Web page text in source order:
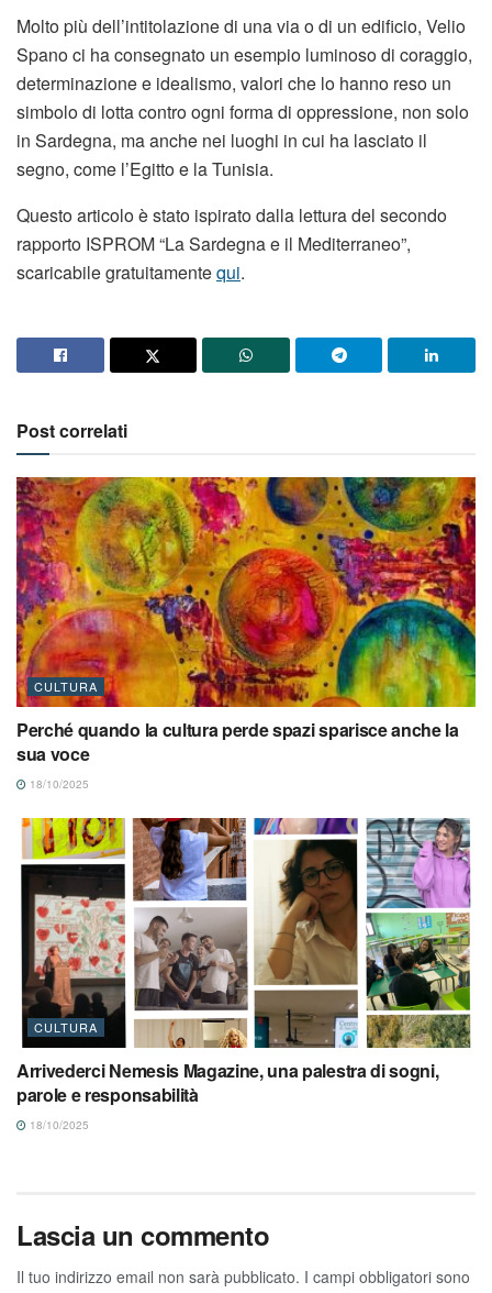
Molto più dell’intitolazione di una via o di un edificio, Velio
Spano ci ha consegnato un esempio luminoso di coraggio,
determinazione e idealismo, valori che lo hanno reso un
simbolo di lotta contro ogni forma di oppressione, non solo
in Sardegna, ma anche nei luoghi in cui ha lasciato il
segno, come l’Egitto e la Tunisia.
Questo articolo è stato ispirato dalla lettura del secondo
rapporto ISPROM “La Sardegna e il Mediterraneo”,
scaricabile gratuitamentequi.
Post correlati
CULTURA
Perché quando la cultura perde spazi sparisce anche la
sua voce
18/10/2025
CULTURA
Arrivederci Nemesis Magazine, una palestra di sogni,
parole e responsabilità
18/10/2025
Lascia un commento
Il tuo indirizzo email non sarà pubblicato. I campi obbligatori sono